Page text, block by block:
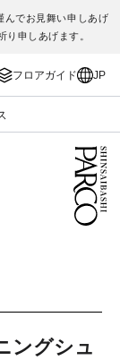
んでお見舞い申しあげ
り申しあげます。
フロアガイド JP
ングシュ